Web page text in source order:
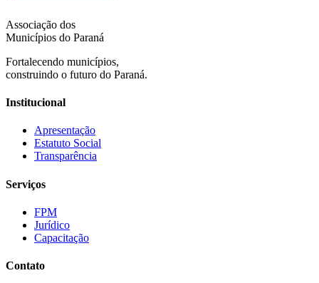
Associação dos
Municípios do Paraná
Fortalecendo municípios,
construindo o futuro do Paraná.
Institucional
Apresentação
Estatuto Social
Transparência
Serviços
FPM
Jurídico
Capacitação
Contato